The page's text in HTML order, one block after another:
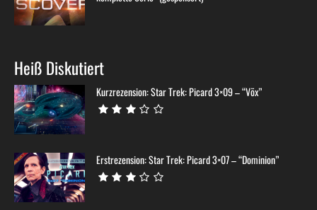
Heiß Diskutiert
Kurzrezension: Star Trek: Picard 3×09 – “Võx”
Erstrezension: Star Trek: Picard 3×07 – “Dominion”